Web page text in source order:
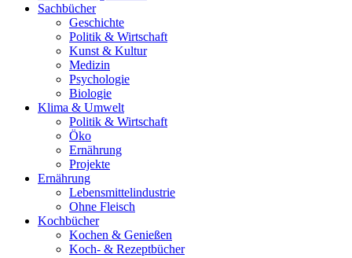
Sachbücher
Geschichte
Politik & Wirtschaft
Kunst & Kultur
Medizin
Psychologie
Biologie
Klima & Umwelt
Politik & Wirtschaft
Öko
Ernährung
Projekte
Ernährung
Lebensmittelindustrie
Ohne Fleisch
Kochbücher
Kochen & Genießen
Koch- & Rezeptbücher